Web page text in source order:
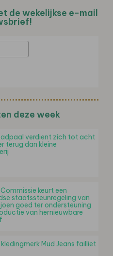
de wekelijkse e-mail
deze week
verdient zich tot acht
terug dan kleine
keurt een
staatssteunregeling van
goed ter ondersteuning
van hernieuwbare
Mud Jeans failliet